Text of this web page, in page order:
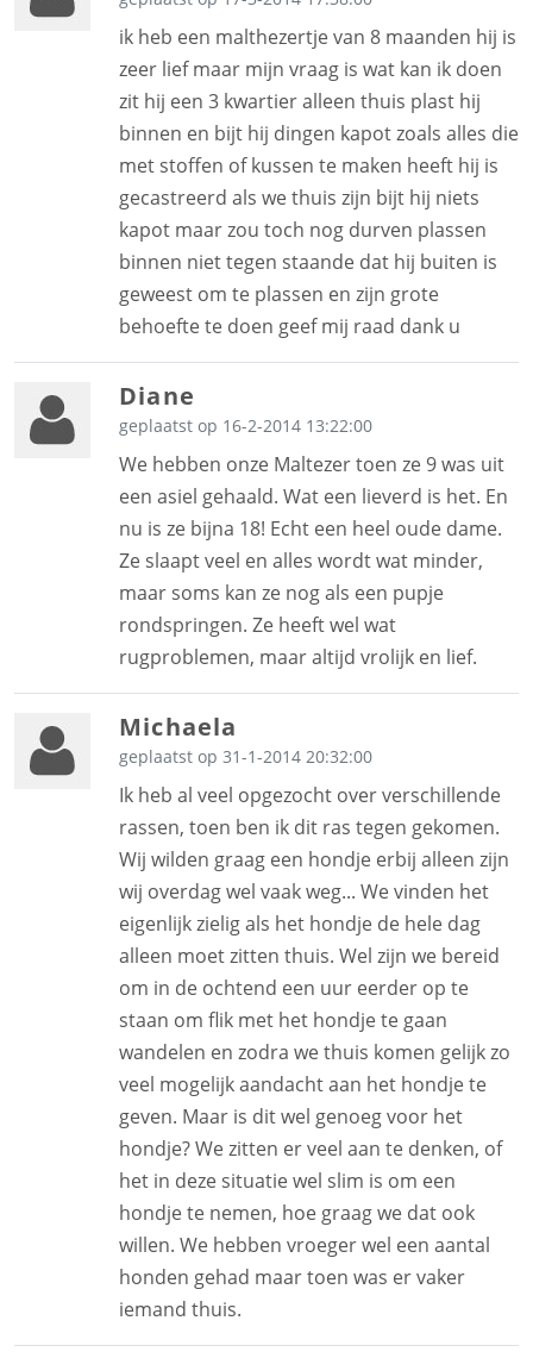
ik heb een malthezertje van 8 maanden hij is
zeer lief maar mijn vraag is wat kan ik doen
zit hij een 3 kwartier alleen thuis plast hij
binnen en bijt hij dingen kapot zoals alles die
met stoffen of kussen te maken heeft hij is
gecastreerd als we thuis zijn bijt hij niets
kapot maar zou toch nog durven plassen
binnen niet tegen staande dat hij buiten is
geweest om te plassen en zijn grote
behoefte te doen geef mij raad dank u
Diane
geplaatst op 16-2-2014 13:22:00
We hebben onze Maltezer toen ze 9 was uit
een asiel gehaald. Wat een lieverd is het. En
nu is ze bijna 18! Echt een heel oude dame.
Ze slaapt veel en alles wordt wat minder,
maar soms kan ze nog als een pupje
rondspringen. Ze heeft wel wat
rugproblemen, maar altijd vrolijk en lief.
Michaela
geplaatst op 31-1-2014 20:32:00
Ik heb al veel opgezocht over verschillende
rassen, toen ben ik dit ras tegen gekomen.
Wij wilden graag een hondje erbij alleen zijn
wij overdag wel vaak weg... We vinden het
eigenlijk zielig als het hondje de hele dag
alleen moet zitten thuis. Wel zijn we bereid
om in de ochtend een uur eerder op te
staan om flik met het hondje te gaan
wandelen en zodra we thuis komen gelijk zo
veel mogelijk aandacht aan het hondje te
geven. Maar is dit wel genoeg voor het
hondje? We zitten er veel aan te denken, of
het in deze situatie wel slim is om een
hondje te nemen, hoe graag we dat ook
willen. We hebben vroeger wel een aantal
honden gehad maar toen was er vaker
iemand thuis.